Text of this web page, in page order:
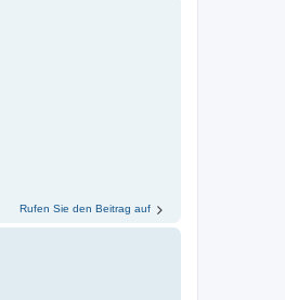
Rufen Sie den Beitrag auf